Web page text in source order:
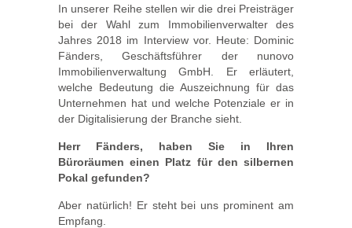
In unserer Reihe stellen wir die drei Preisträger
bei der Wahl zum Immobilienverwalter des
Jahres 2018 im Interview vor. Heute: Dominic
Fänders, Geschäftsführer der nunovo
Immobilienverwaltung GmbH. Er erläutert,
welche Bedeutung die Auszeichnung für das
Unternehmen hat und welche Potenziale er in
der Digitalisierung der Branche sieht.
Herr Fänders, haben Sie in Ihren
Büroräumen einen Platz für den silbernen
Pokal gefunden?
Aber natürlich! Er steht bei uns prominent am
Empfang.